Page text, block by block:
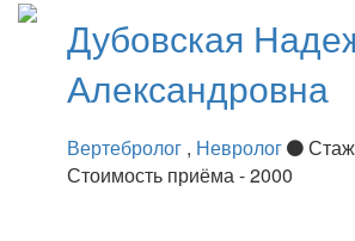
Дубовская
Александровна
Вертебролог , Невролог
Стоимость приёма - 2000